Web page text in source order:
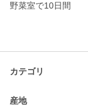
野菜室で10日間
カテゴリ
産地